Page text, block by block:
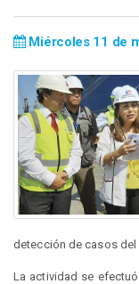
Miércoles 11 de
detección de casos del
La actividad se